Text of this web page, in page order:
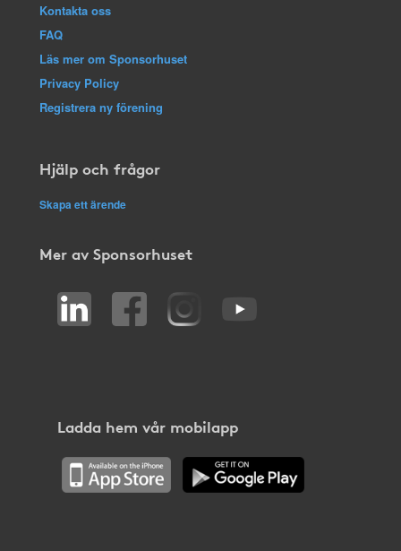
Kontakta oss
FAQ
Läs mer om Sponsorhuset
Privacy Policy
Registrera ny förening
Hjälp och frågor
Skapa ett ärende
Mer av Sponsorhuset
Ladda hem vår mobilapp